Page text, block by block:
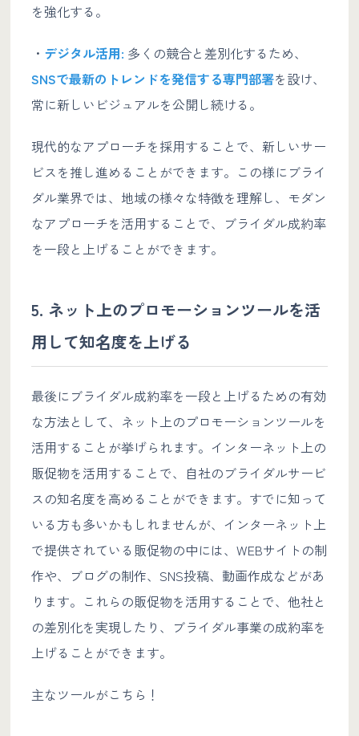
を強化する。
・ デジタル活用: 多くの競合と差別化するため、
SNSで最新のトレンドを発信する専門部署を設け、
常に新しいビジュアルを公開し続ける。
現代的なアプローチを採用することで、新しいサー
ビスを推し進めることができます。この様にブライ
ダル業界では、地域の様々な特徴を理解し、モダン
なアプローチを活用することで、ブライダル成約率
を一段と上げることができます。
5. ネット上のプロモーションツールを活
用して知名度を上げる
最後にブライダル成約率を一段と上げるための有効
な方法として、ネット上のプロモーションツールを
活用することが挙げられます。インターネット上の
販促物を活用することで、自社のブライダルサービ
スの知名度を高めることができます。すでに知って
いる方も多いかもしれませんが、インターネット上
で提供されている販促物の中には、WEBサイトの制
作や、ブログの制作、SNS投稿、動画作成などがあ
ります。これらの販促物を活用することで、他社と
の差別化を実現したり、ブライダル事業の成約率を
上げることができます。
主なツールがこちら！